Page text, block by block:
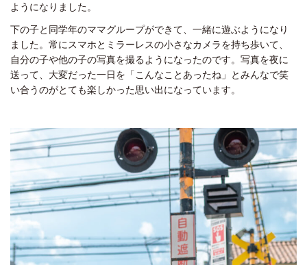
ようになりました。
下の子と同学年のママグループができて、一緒に遊ぶようになり
ました。常にスマホとミラーレスの小さなカメラを持ち歩いて、
自分の子や他の子の写真を撮るようになったのです。写真を夜に
送って、大変だった一日を「こんなことあったね」とみんなで笑
い合うのがとても楽しかった思い出になっています。